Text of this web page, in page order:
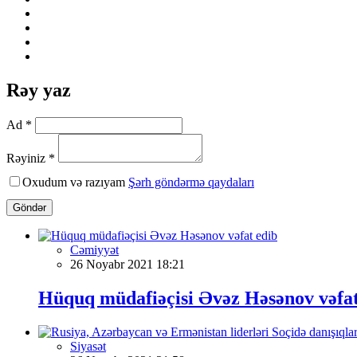
Rəy yaz
Ad *
Rəyiniz *
Oxudum və razıyam Şərh göndərmə qaydaları
Göndər
Cəmiyyət
26 Noyabr 2021 18:21
Hüquq müdafiəçisi Əvəz Həsənov
Siyasət